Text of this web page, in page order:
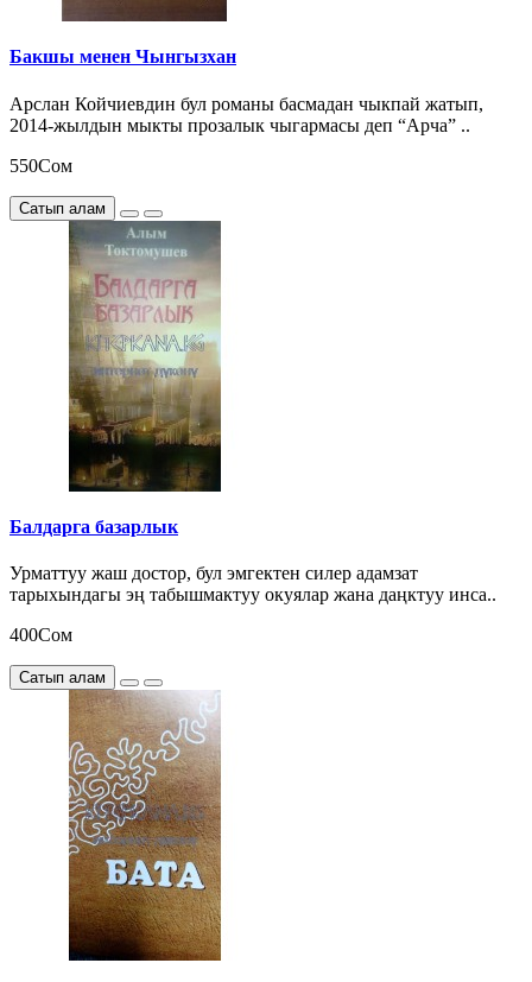
Бакшы менен Чынгызхан
Арслан Койчиевдин бул романы басмадан чыкпай жатып,
2014-жылдын мыкты прозалык чыгармасы деп “Арча” ..
550Сом
Сатып алам
Балдарга базарлык
Урматтуу жаш достор, бул эмгектен силер адамзат
тарыхындагы эң табышмактуу окуялар жана даңктуу инса..
400Сом
Сатып алам